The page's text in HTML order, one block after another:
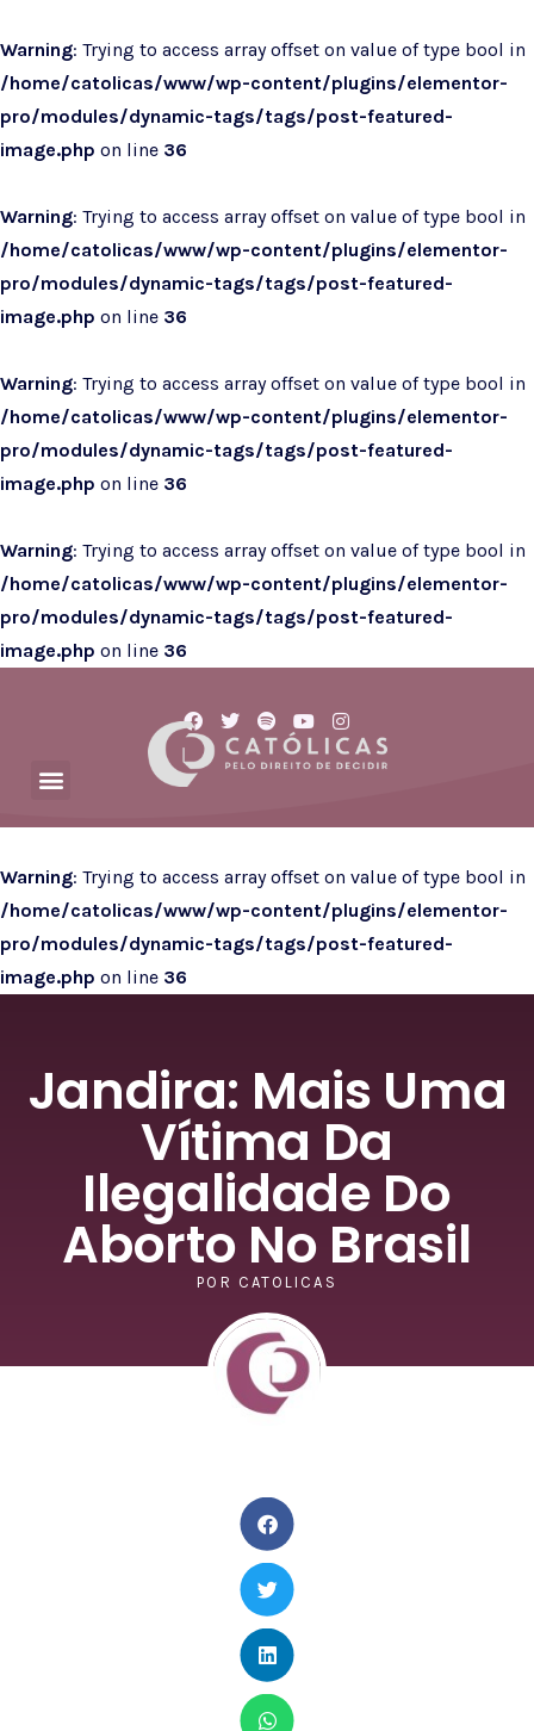
Warning: Trying to access array offset on value of type bool in
/home/catolicas/www/wp-content/plugins/elementor-
pro/modules/dynamic-tags/tags/post-featured-
image.php on line 36
Warning: Trying to access array offset on value of type bool in
/home/catolicas/www/wp-content/plugins/elementor-
pro/modules/dynamic-tags/tags/post-featured-
image.php on line 36
Warning: Trying to access array offset on value of type bool in
/home/catolicas/www/wp-content/plugins/elementor-
pro/modules/dynamic-tags/tags/post-featured-
image.php on line 36
Warning: Trying to access array offset on value of type bool in
/home/catolicas/www/wp-content/plugins/elementor-
pro/modules/dynamic-tags/tags/post-featured-
image.php on line 36
Warning: Trying to access array offset on value of type bool in
/home/catolicas/www/wp-content/plugins/elementor-
pro/modules/dynamic-tags/tags/post-featured-
image.php on line 36
Jandira: Mais Uma
Vítima Da
Ilegalidade Do
Aborto No Brasil
POR CATOLICAS